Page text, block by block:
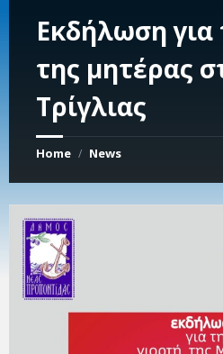
Εκδήλωση για
της μητέρας
Τρίγλιας
Home / News